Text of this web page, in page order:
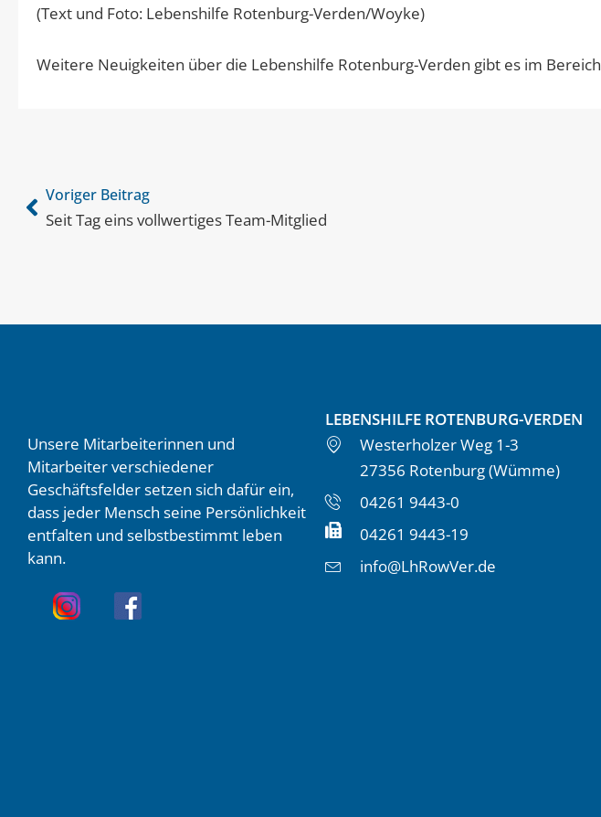
(Text und Foto: Lebenshilfe Rotenburg-Verden/Woyke)
Weitere Neuigkeiten über die Lebenshilfe Rotenburg-Verden gibt es im Bereich
Voriger Beitrag
Seit Tag eins vollwertiges Team-Mitglied
Unsere Mitarbeiterinnen und
Mitarbeiter verschiedener
Geschäftsfelder setzen sich dafür ein,
dass jeder Mensch seine Persönlichkeit
entfalten und selbstbestimmt leben
kann.
LEBENSHILFE ROTENBURG-VERDEN
Westerholzer Weg 1-3
27356 Rotenburg (Wümme)
04261 9443-0
04261 9443-19
info@LhRowVer.de